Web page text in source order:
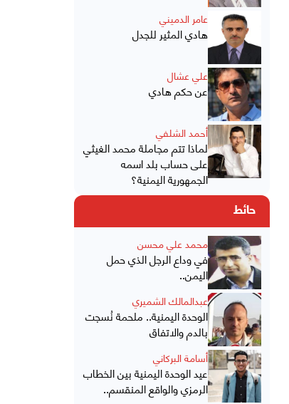
عامر الدميني
هادي المثير للجدل
علي عشال
عن حكم هادي
أحمد الشلفي
لماذا تتم مجاملة محمد الغيثي
على حساب بلد اسمه
الجمهورية اليمنية؟
حائط
محمد علي محسن
في وداع الرجل الذي حمل
اليمن..
عبدالمالك الشميري
الوحدة اليمنية.. ملحمة نُسجت
بالدم والاتفاق
أسامة البركاني
عيد الوحدة اليمنية بين الخطاب
الرمزي والواقع المنقسم..